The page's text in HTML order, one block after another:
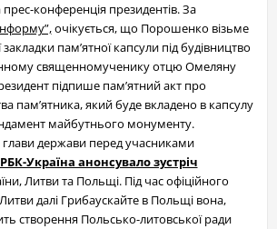
конференція президентів. За
очікується, що Порошенко візьме
пам’ятної капсули під будівництво
священномученику отцю Омеляну
підпише пам’ятний акт про
пам’ятника, який буде вкладено в капсулу
майбутнього монументу.
глави держави перед учасниками
РБК-Україна анонсувало зустріч
Литви та Польщі. Під час офіційного
далі Грибаускайте в Польщі вона,
створення Польсько-литовської ради